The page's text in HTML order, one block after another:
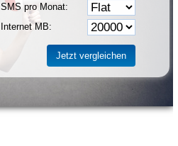
SMS pro Monat:
Internet MB: